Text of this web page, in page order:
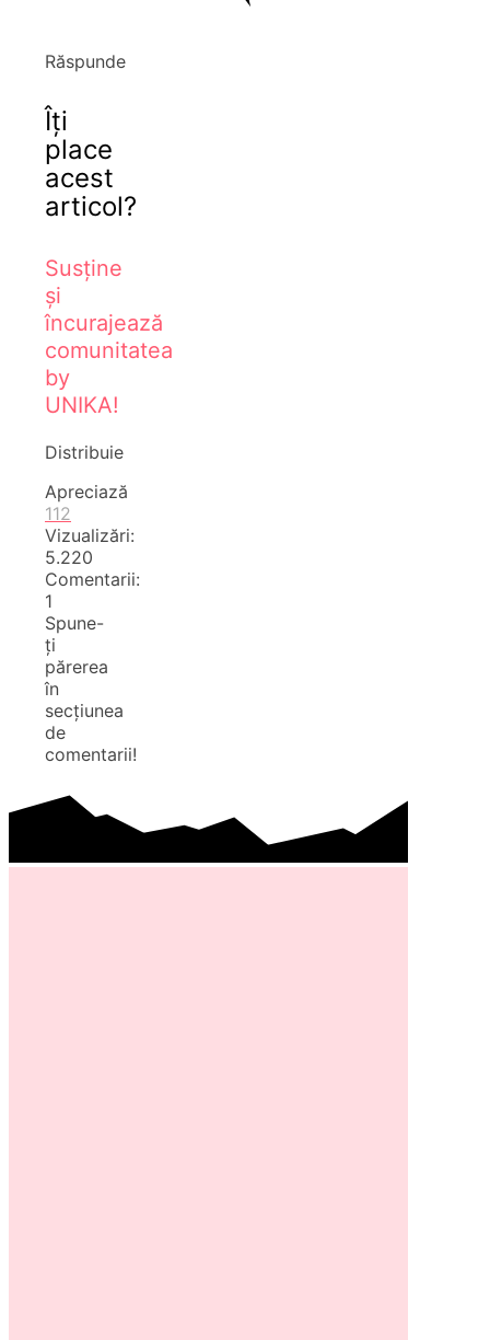
Răspunde
Îți
place
acest
articol?
Susține
și
încurajează
comunitatea
by
UNIKA!
Distribuie
Apreciază
112
Vizualizări:
5.220
Comentarii:
1
Spune-
ți
părerea
în
secțiunea
de
comentarii!